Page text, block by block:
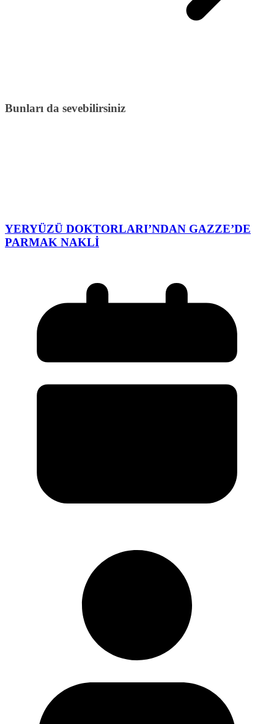
Bunları da sevebilirsiniz
YERYÜZÜ DOKTORLARI’NDAN GAZZE’DE
PARMAK NAKLİ